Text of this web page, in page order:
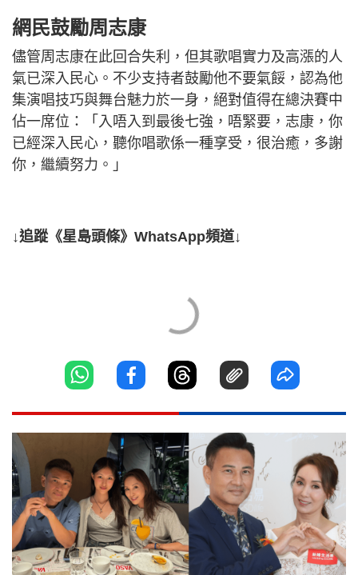
網民鼓勵周志康
儘管周志康在此回合失利，但其歌唱實力及高漲的人
氣已深入民心。不少支持者鼓勵他不要氣餒，認為他
集演唱技巧與舞台魅力於一身，絕對值得在總決賽中
佔一席位：「入唔入到最後七強，唔緊要，志康，你
已經深入民心，聽你唱歌係一種享受，很治癒，多謝
你，繼續努力。」
↓追蹤《星島頭條》WhatsApp頻道↓